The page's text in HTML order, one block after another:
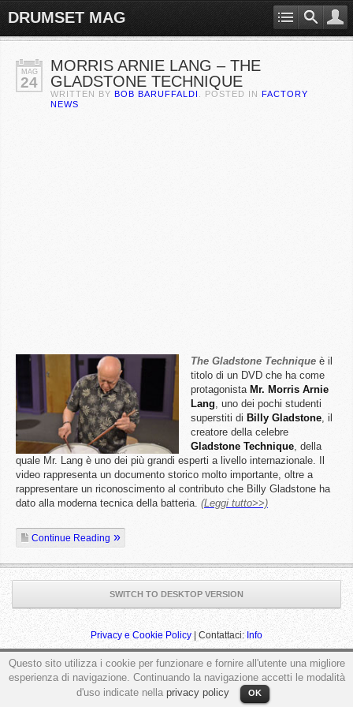
DRUMSET MAG
MAG
24
MORRIS ARNIE LANG – THE
GLADSTONE TECHNIQUE
WRITTEN BY BOB BARUFFALDI . POSTED IN FACTORY
NEWS
The Gladstone Technique è il
titolo di un DVD che ha come
protagonista Mr. Morris Arnie
Lang, uno dei pochi studenti
superstiti di Billy Gladstone, il
creatore della celebre
Gladstone Technique, della
quale Mr. Lang è uno dei più grandi esperti a livello internazionale. Il
video rappresenta un documento storico molto importante, oltre a
rappresentare un riconoscimento al contributo che Billy Gladstone ha
dato alla moderna tecnica della batteria. (Leggi tutto>>)
Continue Reading
SWITCH TO DESKTOP VERSION
Privacy e Cookie Policy | Contattaci: Info
Questo sito utilizza i cookie per funzionare e fornire all'utente una migliore
esperienza di navigazione. Continuando la navigazione accetti le modalità
d'uso indicate nella privacy policy OK
ga('send', 'pageview');